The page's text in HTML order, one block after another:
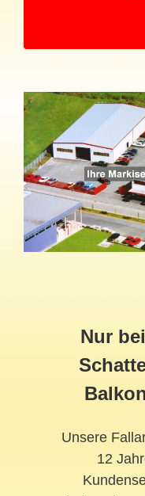
Nur bei
Unsere
12